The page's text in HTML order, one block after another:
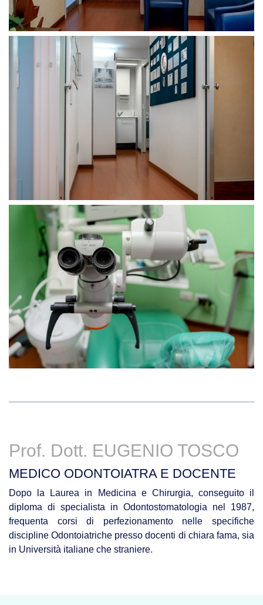
Prof. Dott. EUGENIO TOSCO
MEDICO ODONTOIATRA E DOCENTE
Dopo la Laurea in Medicina e Chirurgia, conseguito il
diploma di specialista in Odontostomatologia nel 1987,
frequenta corsi di perfezionamento nelle specifiche
discipline Odontoiatriche presso docenti di chiara fama, sia
in Università italiane che straniere.